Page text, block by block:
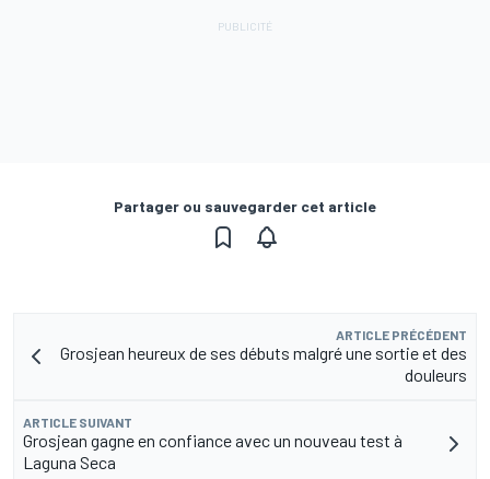
Partager ou sauvegarder cet article
ARTICLE PRÉCÉDENT
Grosjean heureux de ses débuts malgré une sortie et des
douleurs
ARTICLE SUIVANT
Grosjean gagne en confiance avec un nouveau test à
Laguna Seca